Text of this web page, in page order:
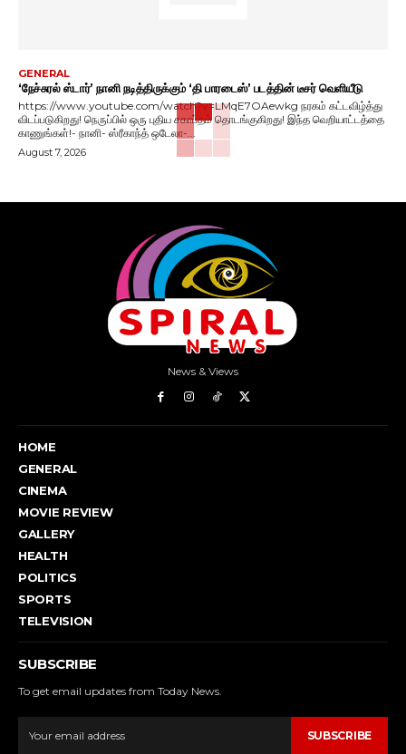
GENERAL
‘நேச்சுரல் ஸ்டார்’ நானி நடித்திருக்கும் ‘தி பாரடைஸ்’ படத்தின் டீசர் வெளியீடு
https://www.youtube.com/watch?v=LMqE7OAewkg நரகம் கட்டவிழ்த்து
விடப்படுகிறது! நெருப்பில் ஒரு புதிய சகாப்தம் தொடங்குகிறது! இந்த வெறியாட்டத்தை
காணுங்கள்!- நானி- ஸ்ரீகாந்த் ஒடேலா-...
August 7, 2026
News & Views
HOME
GENERAL
CINEMA
MOVIE REVIEW
GALLERY
HEALTH
POLITICS
SPORTS
TELEVISION
SUBSCRIBE
To get email updates from Today News.
SUBSCRIBE